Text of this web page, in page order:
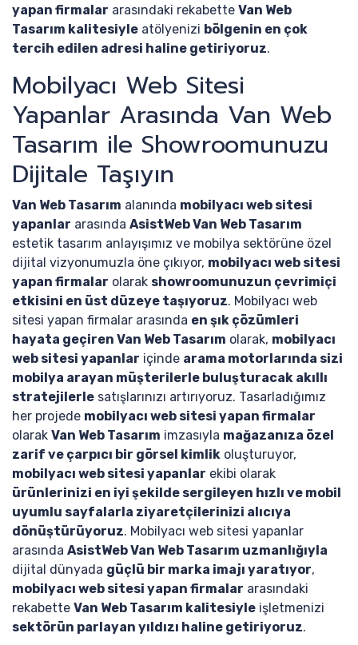
yapan firmalar arasındaki rekabette Van Web
Tasarım kalitesiyle atölyenizi bölgenin en çok
tercih edilen adresi haline getiriyoruz.
Mobilyacı Web Sitesi
Yapanlar Arasında Van Web
Tasarım ile Showroomunuzu
Dijitale Taşıyın
Van Web Tasarım alanında mobilyacı web sitesi
yapanlar arasında AsistWeb Van Web Tasarım
estetik tasarım anlayışımız ve mobilya sektörüne özel
dijital vizyonumuzla öne çıkıyor, mobilyacı web sitesi
yapan firmalar olarak showroomunuzun çevrimiçi
etkisini en üst düzeye taşıyoruz. Mobilyacı web
sitesi yapan firmalar arasında en şık çözümleri
hayata geçiren Van Web Tasarım olarak, mobilyacı
web sitesi yapanlar içinde arama motorlarında sizi
mobilya arayan müşterilerle buluşturacak akıllı
stratejilerle satışlarınızı artırıyoruz. Tasarladığımız
her projede mobilyacı web sitesi yapan firmalar
olarak Van Web Tasarım imzasıyla mağazanıza özel
zarif ve çarpıcı bir görsel kimlik oluşturuyor,
mobilyacı web sitesi yapanlar ekibi olarak
ürünlerinizi en iyi şekilde sergileyen hızlı ve mobil
uyumlu sayfalarla ziyaretçilerinizi alıcıya
dönüştürüyoruz. Mobilyacı web sitesi yapanlar
arasında AsistWeb Van Web Tasarım uzmanlığıyla
dijital dünyada güçlü bir marka imajı yaratıyor,
mobilyacı web sitesi yapan firmalar arasındaki
rekabette Van Web Tasarım kalitesiyle işletmenizi
sektörün parlayan yıldızı haline getiriyoruz.